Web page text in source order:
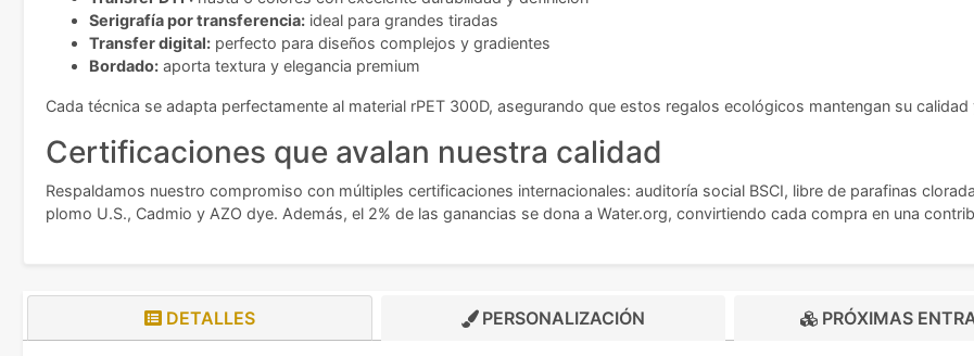
Serigrafía por transferencia: ideal para grandes tiradas
Transfer digital: perfecto para diseños complejos y gradientes
Bordado: aporta textura y elegancia premium
Cada técnica se adapta perfectamente al material rPET 300D, asegurando que estos regalos ecológicos mantengan su
Certificaciones que avalan nuestra calidad
Respaldamos nuestro compromiso con múltiples certificaciones internacionales: auditoría social BSCI, libre de parafinas
plomo U.S., Cadmio y AZO dye. Además, el 2% de las ganancias se dona a Water.org, convirtiendo cada compra en una
DETALLES PERSONALIZACIÓN PRÓXIMAS